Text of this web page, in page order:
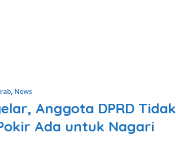
, News
Anggota DPRD Tidak
Ada untuk Nagari